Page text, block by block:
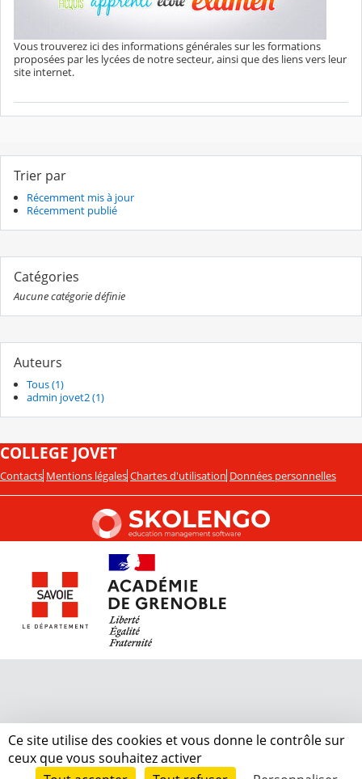
Vous trouverez ici des informations générales sur les formations
proposées par les lycées de notre secteur, ainsi que des liens vers leur
site internet.
Trier par
Récemment mis à jour
Récemment publié
Catégories
Aucune catégorie définie
Auteurs
Tous (1)
admin jovet2 (1)
COLLEGE JOVET
Contacts Mentions légales Chartes d'utilisation Données personnelles
Ce site utilise des cookies et vous donne le contrôle sur
ceux que vous souhaitez activer